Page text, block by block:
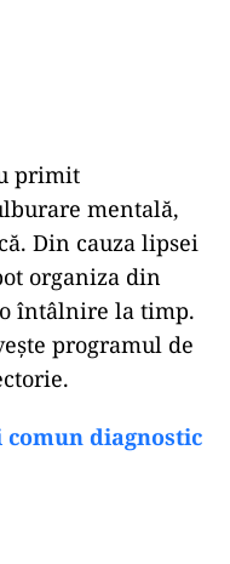
primit
mentală,
Din cauza lipsei
organiza din
întâlnire la timp.
programul de
diagnostic